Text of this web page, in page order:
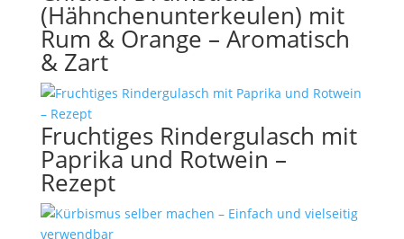
(Hähnchenunterkeulen) mit
Rum & Orange – Aromatisch
& Zart
Fruchtiges Rindergulasch mit
Paprika und Rotwein –
Rezept